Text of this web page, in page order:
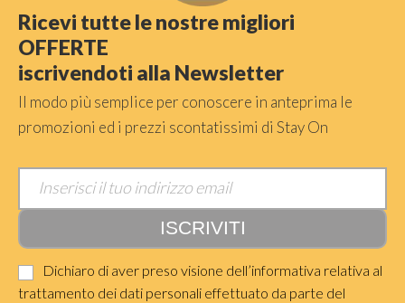
Ricevi tutte le nostre migliori
OFFERTE
iscrivendoti alla Newsletter
Il modo più semplice per conoscere in anteprima le
promozioni ed i prezzi scontatissimi di Stay On
Dichiaro di aver preso visione dell’informativa relativa al
trattamento dei dati personali effettuato da parte del